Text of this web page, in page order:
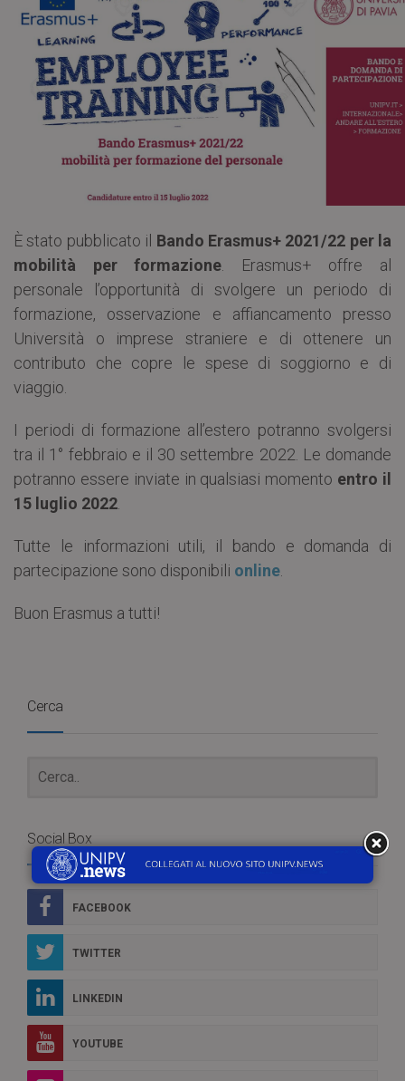
È stato pubblicato il Bando Erasmus+ 2021/22 per la
mobilità per formazione . Erasmus+ offre al
personale l’opportunità di svolgere un periodo di
formazione, osservazione e affiancamento presso
Università o imprese straniere e di ottenere un
contributo che copre le spese di soggiorno e di
viaggio.
I periodi di formazione all’estero potranno svolgersi
tra il 1° febbraio e il 30 settembre 2022. Le domande
potranno essere inviate in qualsiasi momento entro il
15 luglio 2022
Tutte le informazioni utili, il bando e domanda di
partecipazione sono disponibili online
Buon Erasmus a tutti!
Cerca
Social Box
FACEBOOK
TWITTER
LINKEDIN
YOUTUBE